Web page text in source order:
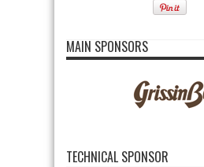
MAIN SPONSORS
TECHNICAL SPONSOR